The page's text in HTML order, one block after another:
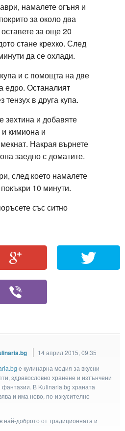
намалете огъня и
за около два
за още 20
стане крехко. След
да се охлади.
и с помощта на две
едро. Останалият
тензух в друга купа.
зехтина и добавяте
кимиона и
Накрая върнете
заедно с доматите.
след което намалете
10 минути.
със ситно
14 април 2015, 09:35
e кулинарна медия за вкусни
здравословно хранене и изтънчени
фантазии. В Kulinaria.bg храната
и има ново, по-изкусително
най-доброто от традиционната и